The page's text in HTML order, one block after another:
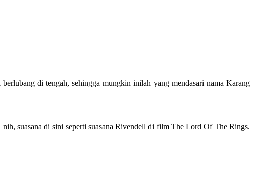
di tengah, sehingga mungkin inilah yang mendasari nama Karang
suasana di sini seperti suasana Rivendell di film The Lord Of The Rings.